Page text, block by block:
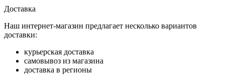
Доставка
Наш интернет-магазин предлагает несколько вариантов
доставки:
курьерская доставка
самовывоз из магазина
доставка в регионы